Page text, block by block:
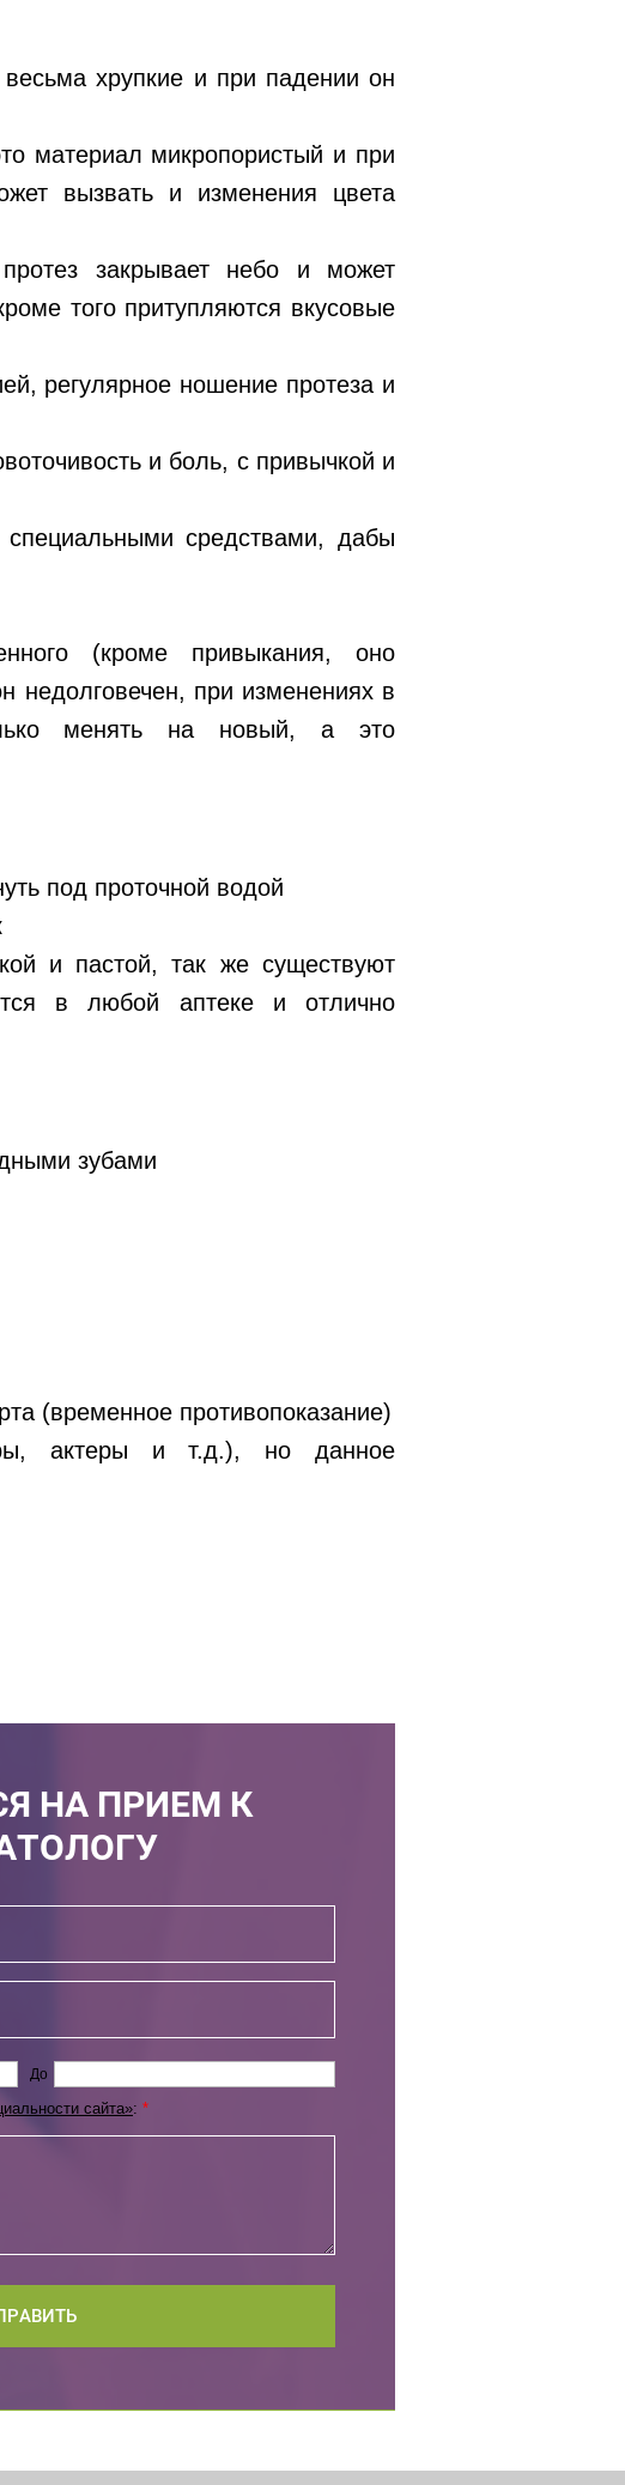
хрупкие и при падении он
материал микропористый и при
вызвать и изменения цвета
закрывает небо и может
того притупляются вкусовые
регулярное ношение протеза и
и боль, с привычкой и
средствами, дабы
(кроме привыкания, оно
недолговечен, при изменениях в
менять на новый, а это
под проточной водой
и пастой, так же существуют
в любой аптеке и отлично
зубами
(временное противопоказание)
актеры и т.д.), но данное
НА ПРИЕМ К
До
сайта»: *